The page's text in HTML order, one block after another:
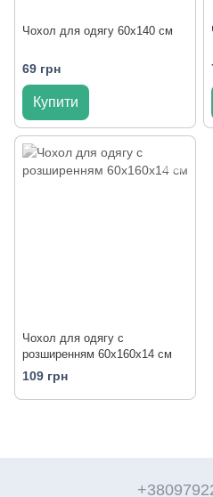
Чохол для одягу 60x140 см
69 грн
Купити
Чохол для одягу c
розширенням 60x160x14 см
109 грн